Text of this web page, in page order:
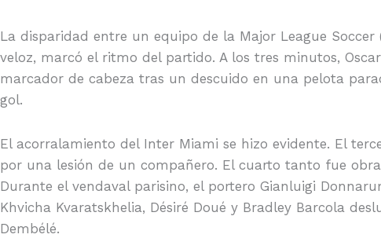
La disparidad entre un equipo de la Major League
veloz, marcó el ritmo del partido. A los tres minutos,
marcador de cabeza tras un descuido en una pelota
gol.
El acorralamiento del Inter Miami se hizo evidente. El
por una lesión de un compañero. El cuarto tanto fue
Durante el vendaval parisino, el portero Gianluigi
Khvicha Kvaratskhelia, Désiré Doué y Bradley Barcola
Dembélé.